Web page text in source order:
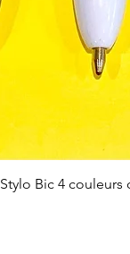
Stylo Bic 4